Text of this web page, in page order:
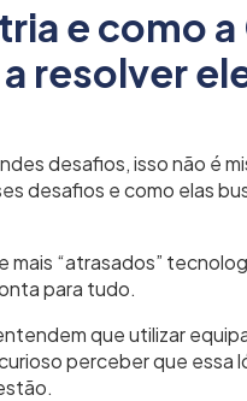
e como
resolver
desafios, isso não é
desafios e como elas
“atrasados”
para tudo.
que utilizar
perceber que essa